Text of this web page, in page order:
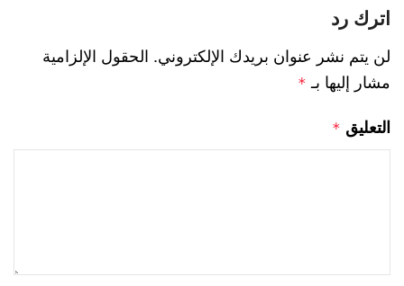
اترك رد
لن يتم نشر عنوان بريدك الإلكتروني. الحقول الإلزامية
مشار إليها بـ *
التعليق *